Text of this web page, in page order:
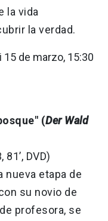
la vida
la verdad.
15 de marzo, 15:30
(Der Wald
DVD)
nueva etapa de
su novio de
profesora, se